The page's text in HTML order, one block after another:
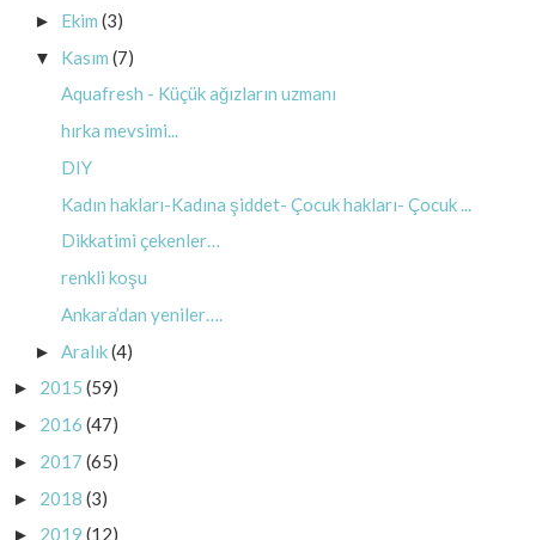
► Ekim (3)
▼ Kasım (7)
Aquafresh - Küçük ağızların uzmanı
hırka mevsimi...
DIY
Kadın hakları-Kadına şiddet- Çocuk hakları- Çocuk ...
Dikkatimi çekenler…
renkli koşu
Ankara’dan yeniler….
► Aralık(4)
► 2015 (59)
► 2016 (47)
► 2017 (65)
► 2018 (3)
► 2019 (12)